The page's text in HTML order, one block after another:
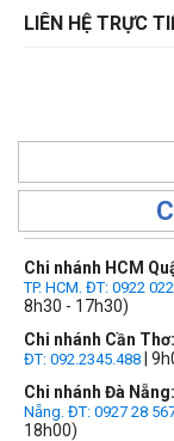
LIÊN HỆ TRỰC
Chi nhánh HCM
TP. HCM. ĐT: 0922
8h30 - 17h30)
Chi nhánh Cần Thơ:
ĐT: 092.2345.488 |
Chi nhánh Đà Nẵng:
Nẵng. ĐT: 0927 28
18h00)